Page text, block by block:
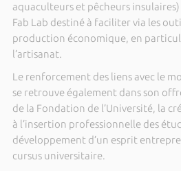
aquaculteurs et pêcheurs
Fab Lab destiné à faciliter via les
production économique, en
l’artisanat.
Le renforcement des liens avec le
se retrouve également dans son
de la Fondation de l’Université, la
à l’insertion professionnelle des
développement d’un esprit
cursus universitaire.